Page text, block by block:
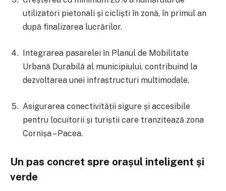
utilizatori pietonali și cicliști în zonă, în primul an
după finalizarea lucrărilor.
Integrarea pasarelei în Planul de Mobilitate
Urbană Durabilă al municipiului, contribuind la
dezvoltarea unei infrastructuri multimodale.
Asigurarea conectivității sigure și accesibile
pentru locuitorii și turiștii care tranzitează zona
Cornișa – Pacea.
Un pas concret spre orașul inteligent și
verde